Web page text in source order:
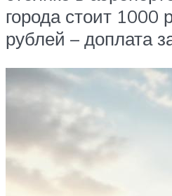
города стоит 1000
рублей – доплата